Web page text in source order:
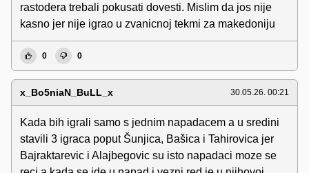
rastodera trebali pokusati dovesti. Mislim da jos nije
kasno jer nije igrao u zvanicnoj tekmi za makedoniju
0 0
x_Bo5niaN_BuLL_x 30.05.26. 00:21
Kada bih igrali samo s jednim napadacem a u sredini
stavili 3 igraca poput Šunjica, Bašica i Tahirovica jer
Bajraktarevic i Alajbegovic su isto napadaci moze se